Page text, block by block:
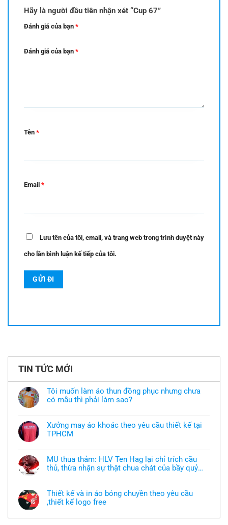
Hãy là người đầu tiên nhận xét “Cup 67”
Đánh giá của bạn *
Đánh giá của bạn *
Tên *
Email *
Lưu tên của tôi, email, và trang web trong trình duyệt này
cho lần bình luận kế tiếp của tôi.
TIN TỨC MỚI
Tôi muốn làm áo thun đồng phục nhưng chưa
có mẫu thì phải làm sao?
bình
luận
ở
áo
thun
đồng
chưa
có
mẫu
thì
làm
Xưởng may áo khoác theo yêu cầu thiết kế tại
TPHCM
bình
luận
ở
khoác
theo
yêu
thiết
MU thua thảm: HLV Ten Hag lại chỉ trích cầu
thủ, thừa nhận sự thật chua chát của bầy quỷ
bình
luận
ở
thảm:
Thiết kế và in áo bóng chuyền theo yêu cầu
,thiết kế logo free
có